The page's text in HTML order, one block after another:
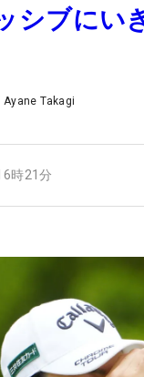
シブにい
Ayane Takagi
時21分